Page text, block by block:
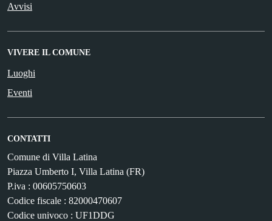
Avvisi
VIVERE IL COMUNE
Luoghi
Eventi
CONTATTI
Comune di Villa Latina
Piazza Umberto I, Villa Latina (FR)
P.iva : 00605750603
Codice fiscale : 82000470607
Codice univoco : UF1DDG